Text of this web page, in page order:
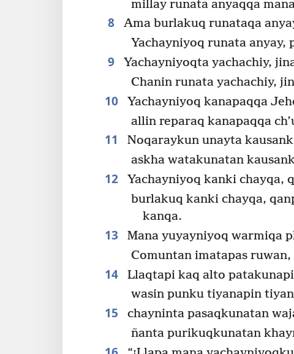
millay runata anyaqqa
8 Ama burlakuq runataqa
Yachayniyoq runata anyay,
9 Yachayniyoqta yachachiy,
Chanin runata yachachiy,
10 Yachayniyoq kanapaqqa
allin reparaq kanapaqqa
11 Noqaraykun unayta
askha watakunatan
12
Yachayniyoq kanki chayqa,
burlakuq kanki chayqa,
kanqa.
13 Mana yuyayniyoq warmiqa
Comuntan imatapas
14 Llaqtapi kaq alto
wasin punku tiyanapin
15
chayninta pasaqkunatan
ñanta purikuqkunatan